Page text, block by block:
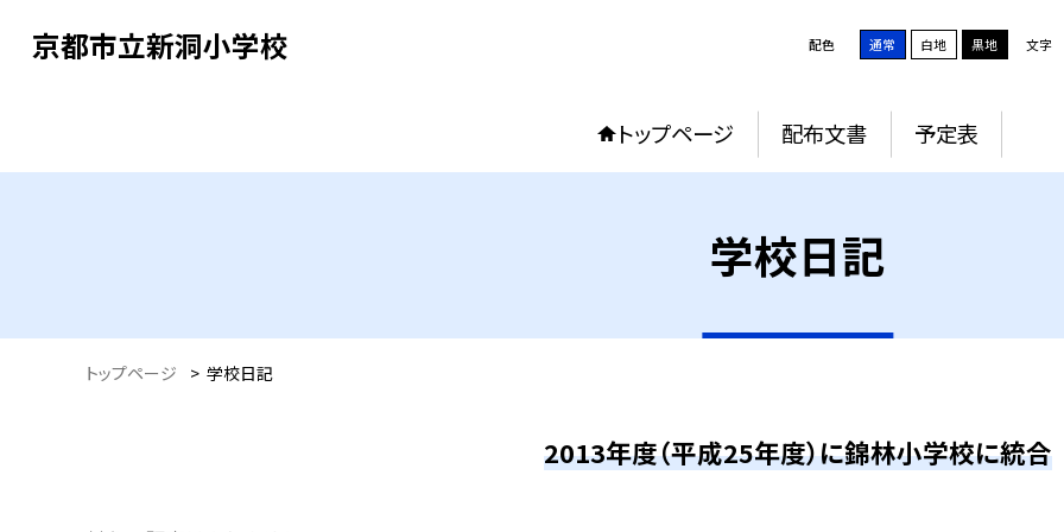
京都市立新洞小学校 配色 通常 白地 黒地 文字
トップページ 配布文書 予定表
学校日記
トップページ > 学校日記
2013年度（平成25年度）に錦林小学校に統合